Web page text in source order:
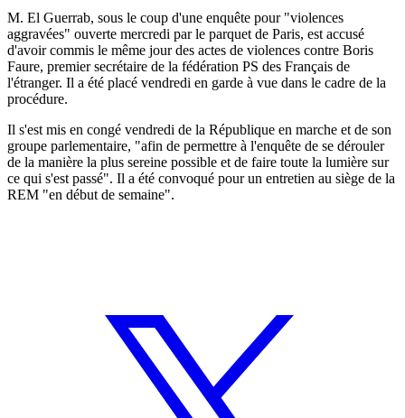
M. El Guerrab, sous le coup d'une enquête pour "violences
aggravées" ouverte mercredi par le parquet de Paris, est accusé
d'avoir commis le même jour des actes de violences contre Boris
Faure, premier secrétaire de la fédération PS des Français de
l'étranger. Il a été placé vendredi en garde à vue dans le cadre de la
procédure.
Il s'est mis en congé vendredi de la République en marche et de son
groupe parlementaire, "afin de permettre à l'enquête de se dérouler
de la manière la plus sereine possible et de faire toute la lumière sur
ce qui s'est passé". Il a été convoqué pour un entretien au siège de la
REM "en début de semaine".